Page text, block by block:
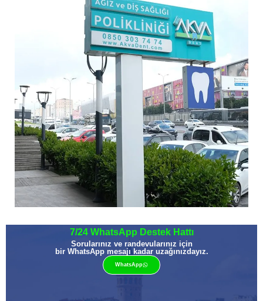
7/24 WhatsApp Destek Hattı
Sorularınız ve randevularınız için
bir WhatsApp mesajı kadar uzağınızdayız.
WhatsApp